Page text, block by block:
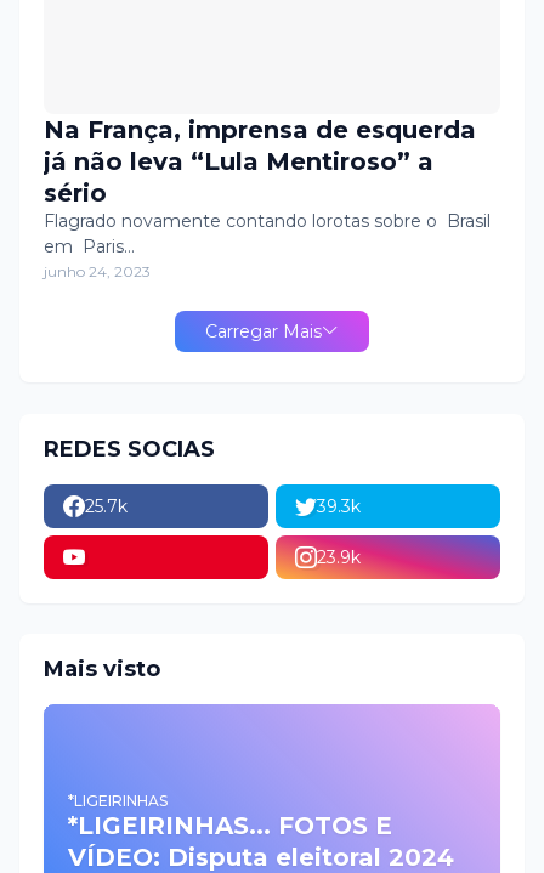
Na França, imprensa de esquerda
já não leva “Lula Mentiroso” a
sério
Flagrado novamente contando lorotas sobre o Brasil
em Paris…
junho 24, 2023
Carregar Mais
REDES SOCIAS
25.7k 39.3k
23.9k
Mais visto
*LIGEIRINHAS
*LIGEIRINHAS... FOTOS E
VÍDEO: Disputa eleitoral 2024